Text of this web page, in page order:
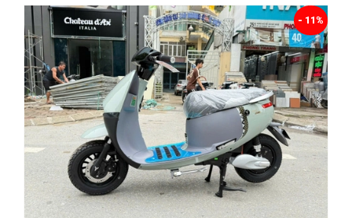
- 11%